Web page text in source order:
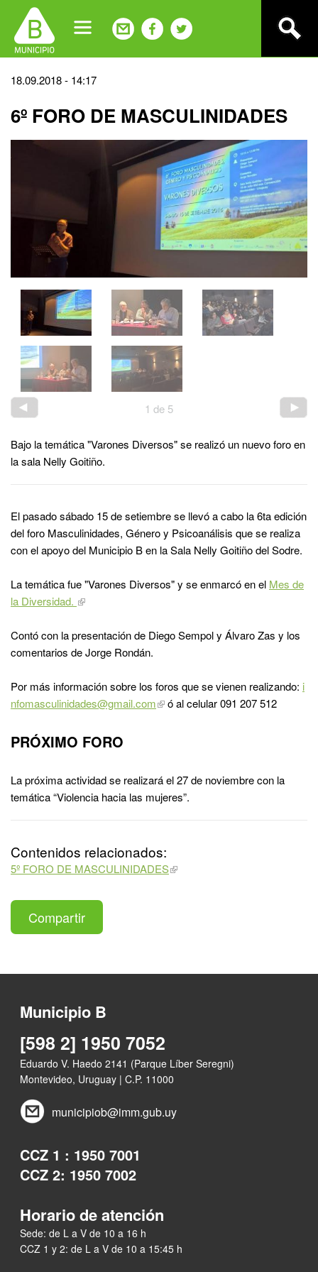
navigation
Back
top
18.09.2018 - 14:17
6º FORO DE MASCULINIDADES
1 de 5
Bajo la temática "Varones Diversos" se realizó un nuevo foro en
la sala Nelly Goitiño.
El pasadosábado 15 de setiembre se llevó a cabo la 6ta edición
del foro Masculinidades, Género y Psicoanálisis que se realiza
con el apoyo del Municipio Ben laSala Nelly Goitiño del Sodre.
La temática fue"Varones Diversos"y se enmarcó en el Mes de
la Diversidad.
Contó con la presentación de Diego Sempol y Álvaro Zas y los
comentarios de Jorge Rondán.
Por más información sobre los foros que se vienen realizando: i
nfomasculinidades@gmail.com
ó al celular 091 207 512
PRÓXIMO FORO
La próxima actividad se realizará el 27 de noviembre con la
temática “Violencia hacia las mujeres”.
Contenidos relacionados:
5º FORO DE MASCULINIDADES
Compartir
Municipio B
[598 2] 1950 7052
Eduardo V. Haedo 2141 (Parque Líber Seregni)
Montevideo, Uruguay | C.P. 11000
municipiob@imm.gub.uy
CCZ 1 : 1950 7001
CCZ 2: 1950 7002
Horario de atención
Sede: de L a V de 10 a 16 h
CCZ 1 y 2: de L a V de 10 a 15:45 h